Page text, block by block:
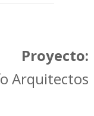
Proyecto:
Arquitectos